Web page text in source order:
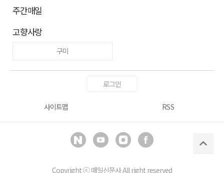
주간매일
고향사랑
구미
로그인
사이트맵 RSS
Copyright ⓒ매일신문사All right reserved